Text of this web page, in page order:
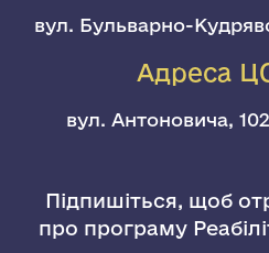
вул. Бульварно-
Адреса
вул. Антоновича,
Підпишіться, щоб
про програму